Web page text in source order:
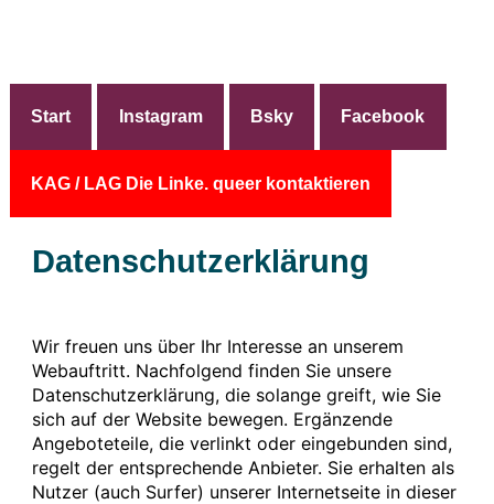
Start Instagram Bsky Facebook
KAG / LAG Die Linke. queer kontaktieren
Datenschutzerklärung
Wir freuen uns über Ihr Interesse an unserem
Webauftritt. Nachfolgend finden Sie unsere
Datenschutzerklärung, die solange greift, wie Sie
sich auf der Website bewegen. Ergänzende
Angeboteteile, die verlinkt oder eingebunden sind,
regelt der entsprechende Anbieter. Sie erhalten als
Nutzer (auch Surfer) unserer Internetseite in dieser